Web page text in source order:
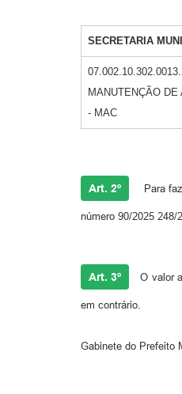
SECRETARIA
MANUTENÇÃO DE
- MAC
Art. 2º Para
número 90/2025
Art. 3º O valor
em contrário.
Gabinete do Prefeito